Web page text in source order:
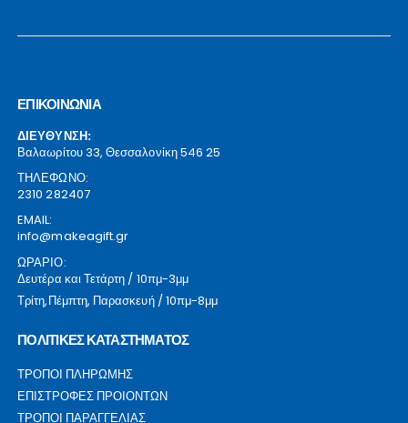
ΕΠΙΚΟΙΝΩΝΙΑ
ΔΙΕΥΘΥΝΣΗ:
Βαλαωρίτου 33, Θεσσαλονίκη 546 25
ΤΗΛΕΦΩΝΟ:
2310 282407
EMAIL:
info@makeagift.gr
ΩΡΑΡΙΟ:
Δευτέρα και Τετάρτη / 10πμ-3μμ
Τρίτη,Πέμπτη, Παρασκευή / 10πμ-8μμ
ΠΟΛΙΤΙΚΕΣ ΚΑΤΑΣΤΗΜΑΤΟΣ
ΤΡΟΠΟΙ ΠΛΗΡΩΜΗΣ
ΕΠΙΣΤΡΟΦΕΣ ΠΡΟΙΟΝΤΩΝ
ΤΡΟΠΟΙ ΠΑΡΑΓΓΕΛΙΑΣ